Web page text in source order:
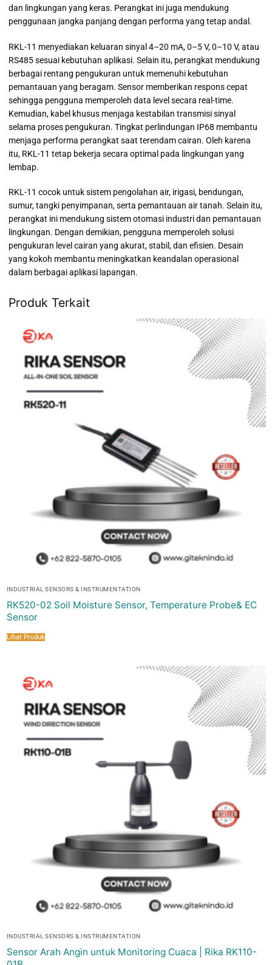
dan lingkungan yang keras. Perangkat ini juga mendukung
penggunaan jangka panjang dengan performa yang tetap andal.
RKL-11 menyediakan keluaran sinyal 4–20 mA, 0–5 V, 0–10 V, atau
RS485 sesuai kebutuhan aplikasi. Selain itu, perangkat mendukung
berbagai rentang pengukuran untuk memenuhi kebutuhan
pemantauan yang beragam. Sensor memberikan respons cepat
sehingga pengguna memperoleh data level secara real-time.
Kemudian, kabel khusus menjaga kestabilan transmisi sinyal
selama proses pengukuran. Tingkat perlindungan IP68 membantu
menjaga performa perangkat saat terendam cairan. Oleh karena
itu, RKL-11 tetap bekerja secara optimal pada lingkungan yang
lembap.
RKL-11 cocok untuk sistem pengolahan air, irigasi, bendungan,
sumur, tangki penyimpanan, serta pemantauan air tanah. Selain itu,
perangkat ini mendukung sistem otomasi industri dan pemantauan
lingkungan. Dengan demikian, pengguna memperoleh solusi
pengukuran level cairan yang akurat, stabil, dan efisien. Desain
yang kokoh membantu meningkatkan keandalan operasional
dalam berbagai aplikasi lapangan.
Produk Terkait
INDUSTRIAL SENSORS & INSTRUMENTATION
RK520-02 Soil Moisture Sensor, Temperature Probe& EC
Sensor
Lihat Produk
INDUSTRIAL SENSORS & INSTRUMENTATION
Sensor Arah Angin untuk Monitoring Cuaca | Rika RK110-